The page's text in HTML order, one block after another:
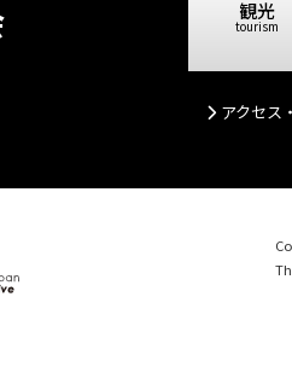
観光
アクセス